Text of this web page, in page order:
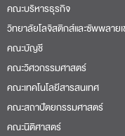
คณะบริหารธุรกิจ
วิทยาลัยโลจิสติกส์และซัพพลาย
คณะบัญชี
คณะวิศวกรรมศาสตร์
คณะเทคโนโลยีสารสนเทศ
คณะสถาปัตยกรรมศาสตร์
คณะนิติศาสตร์